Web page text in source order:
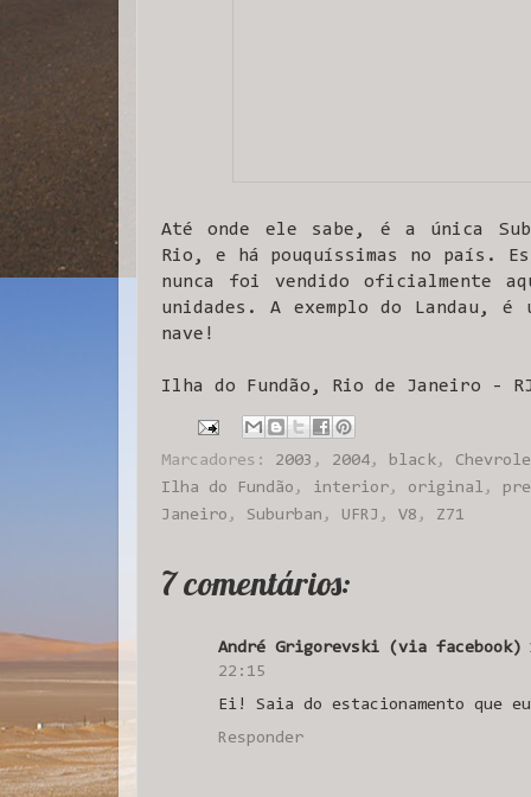
Até onde ele sabe, é a única
Rio, e há pouquíssimas no país.
nunca foi vendido oficialmente
unidades. A exemplo do Landau, é
nave!
Ilha do Fundão, Rio de Janeiro -
Marcadores: 2003 , 2004 , black ,
Ilha do Fundão , interior , original ,
Janeiro , Suburban , UFRJ , V8 , Z71
7 comentários:
André Grigorevski (via facebook)
22:15
Ei! Saia do estacionamento que
Responder